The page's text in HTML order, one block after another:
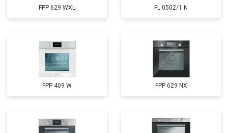
FPP 629 WXL FL 0502/1 N
FPP 409 W FPP 629 NX